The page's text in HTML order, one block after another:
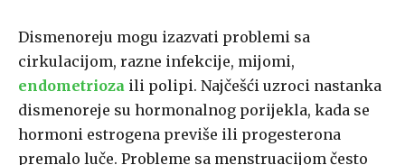
Dismenoreju mogu izazvati problemi sa
cirkulacijom, razne infekcije, mijomi,
endometrioza ili polipi. Najčešći uzroci nastanka
dismenoreje su hormonalnog porijekla, kada se
hormoni estrogena previše ili progesterona
premalo luče. Probleme sa menstruacijom često